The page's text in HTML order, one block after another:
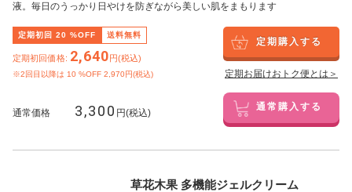
液。毎日のうっかり日やけを防ぎながら美しい肌をまもります
定期初回 20 %OFF 送料無料
定期初回価格: 2,640円(税込)
※2回目以降は 10 %OFF 2,970円(税込)
定期購入する
定期お届けおトク便とは＞
通常価格 3,300 円(税込) 通常購入する
草花木果 多機能ジェルクリーム